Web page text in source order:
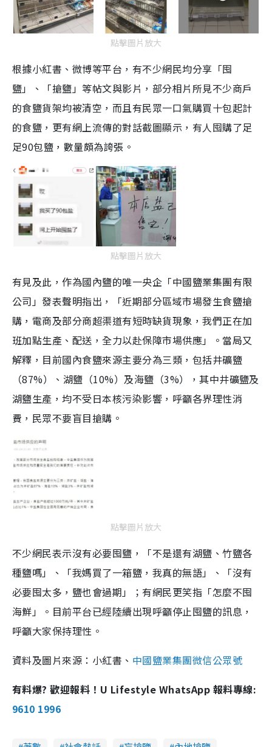
點擊圖片放大
根據小紅書、微博等平台，有不少網民均分享「囤
鹽」、「搶鹽」等帖文與影片，部分相片所見不少商戶
的食鹽貨架均被清空，而且有民眾一口氣購買十包起計
的食鹽，更有網上流傳的對話截圖顯示，有人囤購了足
足90包鹽，數量頗為誇張。
點擊圖片放大
有見及此，作為國內鹽的唯一央企「中國鹽業集團有限
公司」發表聲明指出，「近期部分區域市場發生食鹽搶
購，電商及部分商超渠道有短時缺貨現象，我們正在加
班加點生產、配送，全力以赴保障市場供應」。當局又
解釋，目前國內食鹽來源主要分為三類，包括井礦鹽
（87%）、湖鹽（10%）及海鹽（3%），其中井礦鹽及
湖鹽生產，均不受日本核污染影響，呼籲各界理性消
費，民眾不要盲目搶購。
點擊圖片放大
不少網民表示沒有必要囤鹽，「不是還有湖鹽、竹鹽各
種鹽嗎」、「我媽買了一箱鹽，我真的無語」、「沒有
必要囤太多，鹽也會過期」；有網民更笑指「怎麼不囤
海鮮」。目前平台已經陸續出現呼籲停止囤鹽的訊息，
呼籲大家保持理性。
資料及圖片來源：小紅書、 中國鹽業集團微信公眾號
有料爆? 歡迎報料！U Lifestyle WhatsApp 報料專線:
9610 1996